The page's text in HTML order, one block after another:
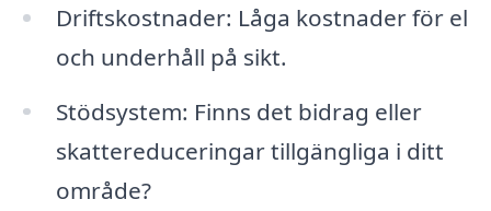
Driftskostnader: Låga kostnader för el
och underhåll på sikt.
Stödsystem: Finns det bidrag eller
skattereduceringar tillgängliga i ditt
område?